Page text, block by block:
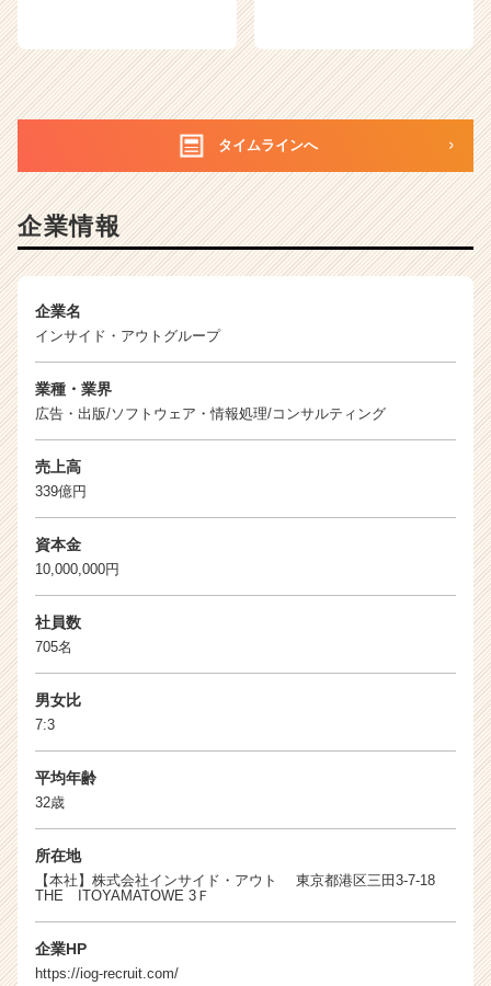
r）
タイムラインへ
企業情報
企業名
インサイド・アウトグループ
業種・業界
広告・出版/ソフトウェア・情報処理/コンサルティング
売上高
339億円
資本金
10,000,000円
社員数
705名
男女比
7:3
平均年齢
32歳
所在地
【本社】株式会社インサイド・アウト 東京都港区三田3-7-18
THE ITOYAMATOWE 3Ｆ
企業HP
https://iog-recruit.com/